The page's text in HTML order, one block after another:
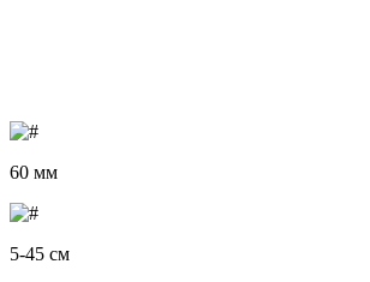
60 мм
5-45 см